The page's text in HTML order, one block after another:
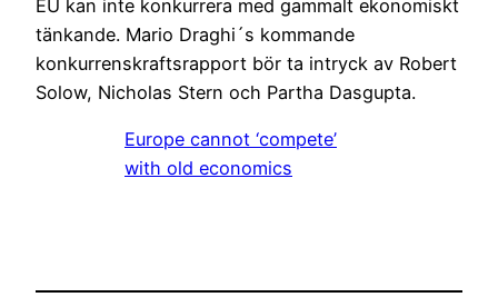
EU kan inte konkurrera med gammalt ekonomiskt
tänkande. Mario Draghi´s kommande
konkurrenskraftsrapport bör ta intryck av Robert
Solow, Nicholas Stern och Partha Dasgupta.
Europe cannot ‘compete’
with old economics